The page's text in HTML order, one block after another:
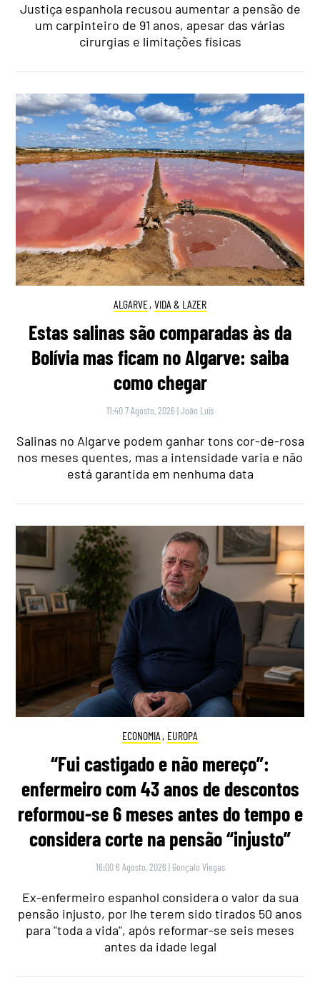
Justiça espanhola recusou aumentar a pensão de
um carpinteiro de 91 anos, apesar das várias
cirurgias e limitações físicas
ALGARVE, VIDA & LAZER
Estas salinas são comparadas às da
Bolívia mas ficam no Algarve: saiba
como chegar
11:40 7 Agosto, 2026 |João Luís
Salinas no Algarve podem ganhar tons cor-de-rosa
nos meses quentes, mas a intensidade varia e não
está garantida em nenhuma data
ECONOMIA , EUROPA
“Fui castigado e não mereço”:
enfermeiro com 43 anos de descontos
reformou-se 6 meses antes do tempo e
considera corte na pensão “injusto”
16:00 6 Agosto, 2026 | Gonçalo Viegas
Ex-enfermeiro espanhol considera o valor da sua
pensão injusto, por lhe terem sido tirados 50 anos
para "toda a vida", após reformar-se seis meses
antes da idade legal